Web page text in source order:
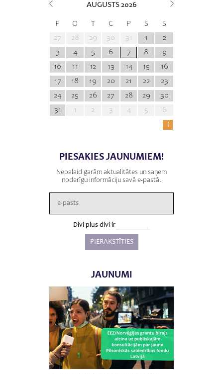
AUGUSTS 2026
P O T C P S
S
27
28 29 30 31 1
2
3
4 5 6 7 8
9
10
11 12 13 14 15
16
17
18 19 20 21 22
23
24
25 26 27 28 29
30
31
1 2 3 4 5
6
i
PIESAKIES JAUNUMIEM!
Nepalaid garām aktualitātes un saņem
noderīgu informāciju savā e-pastā.
Divi plus divi ir
JAUNUMI